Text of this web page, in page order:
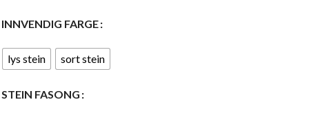
INNVENDIG FARGE
lys stein sort stein
STEIN FASONG